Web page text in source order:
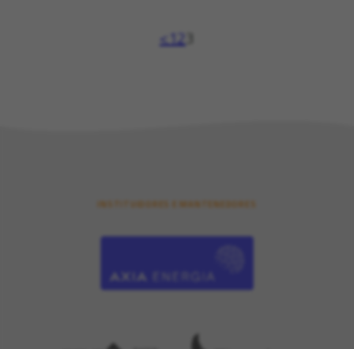
123
INSTITUIDORES E MANTENEDORES